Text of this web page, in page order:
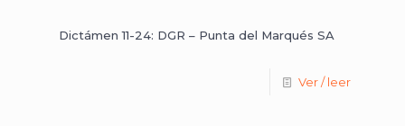
Dictámen 11-24: DGR – Punta del Marqués SA
Ver / leer